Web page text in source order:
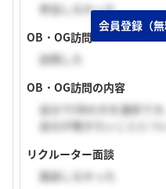
参加しなかった
OB・OG訪問
訪問した
OB・OG訪問の内容
自分でOBの方を選択で
自分が聞きたいことにつ
リクルーター面談
面談しなかった
会員登録（